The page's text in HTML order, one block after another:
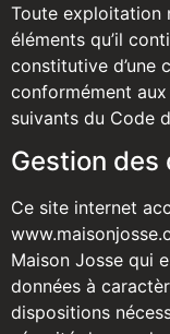
Toute exploitation
éléments qu’il
constitutive d’une
conformément
suivants du Code
Gestion des
Ce site internet
Maison Josse qui
données à
dispositions